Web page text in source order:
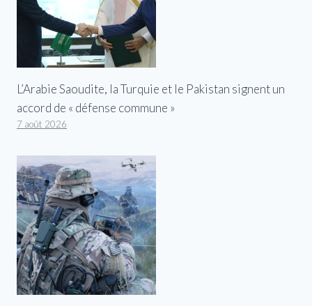
L’Arabie Saoudite, la Turquie et le Pakistan signent un
accord de « défense commune »
7 août 2026